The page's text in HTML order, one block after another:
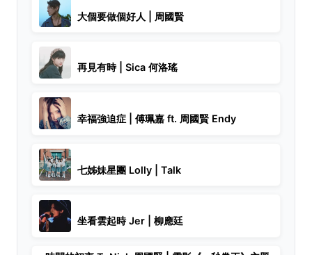
大個要做個好人 | 周國賢
再見有時 | Sica 何洛瑤
幸福強迫症 | 傅珮嘉 ft. 周國賢 Endy
七姊妹星團 Lolly | Talk
坐看雲起時 Jer | 柳應廷